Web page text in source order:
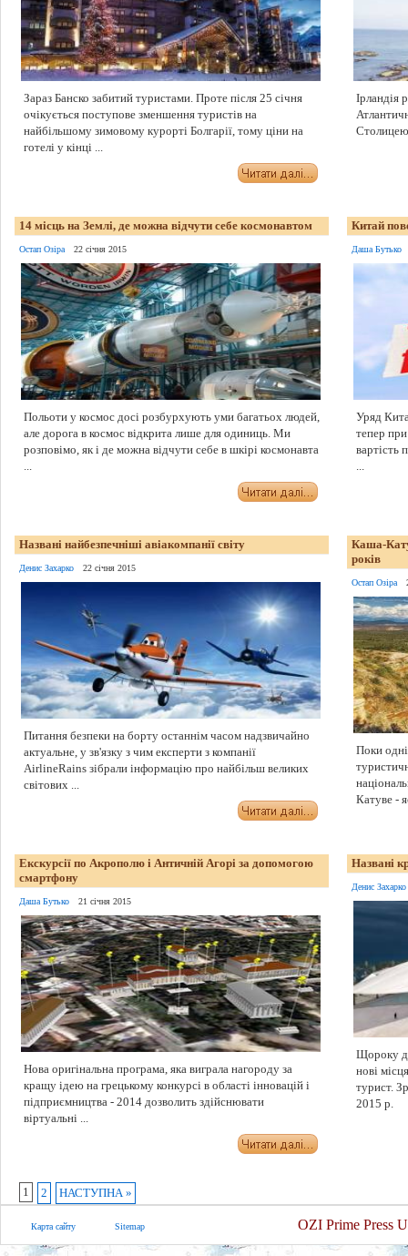
Зараз Банско забитий туристами. Проте після 25 січня
очікується поступове зменшення туристів на
найбільшому зимовому курорті Болгарії, тому ціни на
готелі у кінці ...
Ірландія
Столицею
14 місць на Землі, де можна відчути себе космонавтом
Остап Озіра 22 січня 2015
Польоти у космос досі розбурхують уми багатьох людей,
але дорога в космос відкрита лише для одиниць. Ми
розповімо, як і де можна відчути себе в шкірі космонавта
...
Китай
Даша Бутько
Уряд
тепер
вартість
...
Названі найбезпечніші авіакомпанії світу
Денис Захарко 22 січня 2015
Питання безпеки на борту останнім часом надзвичайно
актуальне, у зв'язку з чим експерти з компанії
AirlineRаins зібрали інформацію про найбільш великих
світових ...
Каша-
років
Остап Озіра
Поки
Катуве -
Екскурсії по Акрополю і Античній Агорі за допомогою
смартфону
Даша Бутько 21 січня 2015
Нова оригінальна програма, яка виграла нагороду за
кращу ідею на грецькому конкурсі в області інновацій і
підприємництва - 2014 дозволить здійснювати
віртуальні ...
Названі
Денис Захарко
Щороку
нові
турист.
2015 р.
1 2 НАСТУПНА »
Карта сайту Sitemap OZI Prime Press